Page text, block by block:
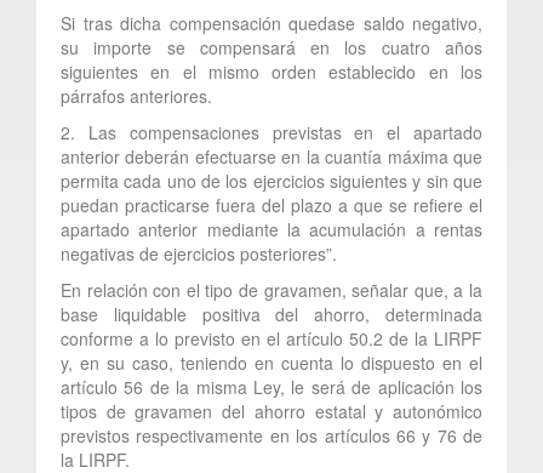
Si tras dicha compensación quedase saldo negativo,
su importe se compensará en los cuatro años
siguientes en el mismo orden establecido en los
párrafos anteriores.
2. Las compensaciones previstas en el apartado
anterior deberán efectuarse en la cuantía máxima que
permita cada uno de los ejercicios siguientes y sin que
puedan practicarse fuera del plazo a que se refiere el
apartado anterior mediante la acumulación a rentas
negativas de ejercicios posteriores”.
En relación con el tipo de gravamen, señalar que, a la
base liquidable positiva del ahorro, determinada
conforme a lo previsto en el artículo 50.2 de la LIRPF
y, en su caso, teniendo en cuenta lo dispuesto en el
artículo 56 de la misma Ley, le será de aplicación los
tipos de gravamen del ahorro estatal y autonómico
previstos respectivamente en los artículos 66 y 76 de
la LIRPF.